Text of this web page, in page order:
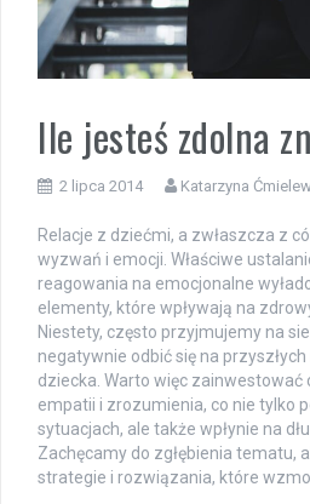
Ile jesteś zdolna
2 lipca 2014 Katarzyna
Relacje z dziećmi, a zwłaszcza z
wyzwań i emocji. Właściwe
reagowania na emocjonalne
elementy, które wpływają na
Niestety, często przyjmujemy na
negatywnie odbić się na
dziecka. Warto więc zainwestować
empatii i zrozumienia, co nie tylko
sytuacjach, ale także wpłynie na
Zachęcamy do zgłębienia tematu,
strategie i rozwiązania, które